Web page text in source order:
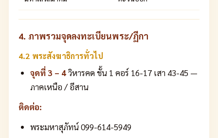
4. ภาพรวมจุดลงทะเบียนพระ/ฏีกา
4.2 พระสังฆาธิการทั่วไป
จุดที่ 3 – 4วิหารคด ชั้น 1 คอร์ 16-17 เสา 43-45 —
ภาคเหนือ / อีสาน
ติดต่อ:
พระมหาสุภัทน์ 099-614-5949